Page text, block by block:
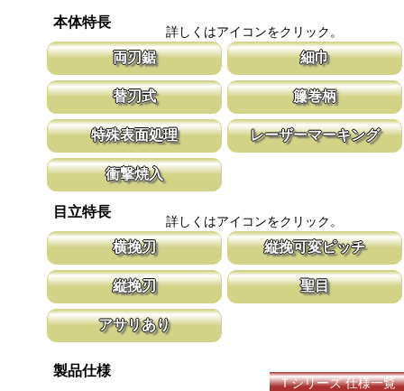
本体特長
詳しくはアイコンをクリック。
両刃鋸
縦挽刃と横挽刃が１丁で使用頂ける造作用の両刃鋸です。 造作鋸
は目立ピッチが標準より小さな目立てを施し、仕上がりも重視して
います。
細巾
刃幅が従来のサイズよりも細くしてあり
幅が細いと安定性が増し、切れ味が向上し
替刃式
新しい鋸刃に取り替える事で、ご購入時の切れ味が復活します。
鋸刃のマーキング（右下）に替刃品番を明記しています。
籐巻柄
適度な隙間が出来る事で、汗などでべた付
す。木製のグリップに籐を巻く事で強度を
の籐巻柄です。
特殊表面処理
鋸刃表面にメッキ処理をして、サビから鋸をまもっています。 サ
ビにより切断材料を汚す心配がありません。
レーザーマーキング
衝撃焼入
耐摩耗性に優れ、粘りのある刃に仕上がります。これが永切れする
目立特長
詳しくはアイコンをクリック。
横挽刃
木材の繊維をある一定の巾で連続して切り落とす仕組みになってい
ます。 横挽刃を縦挽に使用すると、けっして良好な切れ味は望め
ません。
縦挽可変ピッチ
刃先はピッチが大きく、刃元へ行くほど小
体で均等に切進むことが出来るようにした
縦挽刃
刃の先端部分が平らになっており、彫刻刀（平刀）のような刃が連
なって材木の表面を削り取って行きます。
聖目
アサリあり
まれないようにしています。 板厚より切幅は大きくなります。
製品仕様
Ｔシリーズ 仕様一覧